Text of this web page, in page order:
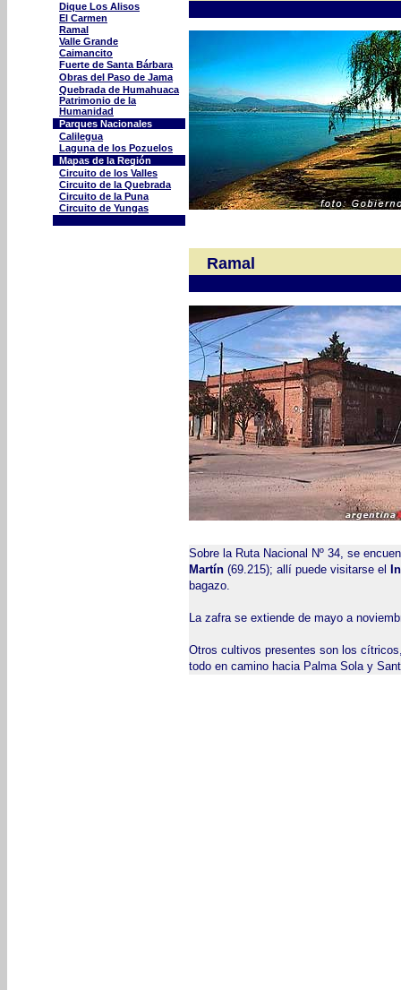
Dique Los Alisos
El Carmen
Ramal
Valle Grande
Caimancito
Fuerte de Santa Bárbara
Obras del Paso de Jama
Quebrada de Humahuaca
Patrimonio de la
Humanidad
Parques Nacionales
Calilegua
Laguna de los Pozuelos
Mapas de la Región
Circuito de los Valles
Circuito de la Quebrada
Circuito de la Puna
Circuito de Yungas
Ramal
Sobre la Ruta Nacional Nº 34, se
Martín (69.215); allí puede visitarse el
bagazo.
La zafra se extiende de mayo a
Otros cultivos presentes son los
todo en camino hacia Palma Sola y